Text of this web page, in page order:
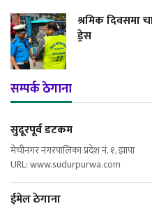
श्रमिक दिवसमा
ड्रेस
सम्पर्क ठेगाना
सुदूरपूर्व डटकम
मेचीनगर नगरपालिका प्रदेश नं. १, झापा
URL: www.sudurpurwa.com
ईमेल ठेगाना